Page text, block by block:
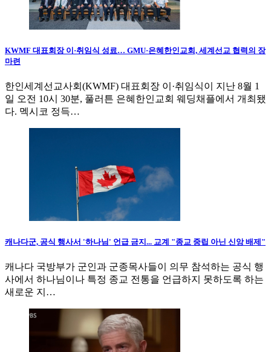
KWMF 대표회장 이·취임식 성료… GMU·은혜한인교회, 세계선교 협력의 장
마련
한인세계선교사회(KWMF) 대표회장 이·취임식이 지난 8월 1
일 오전 10시 30분, 풀러튼 은혜한인교회 웨딩채플에서 개최됐
다. 멕시코 정득…
캐나다군, 공식 행사서 '하나님' 언급 금지... 교계 "종교 중립 아닌 신앙 배제"
캐나다 국방부가 군인과 군종목사들이 의무 참석하는 공식 행
사에서 하나님이나 특정 종교 전통을 언급하지 못하도록 하는
새로운 지…